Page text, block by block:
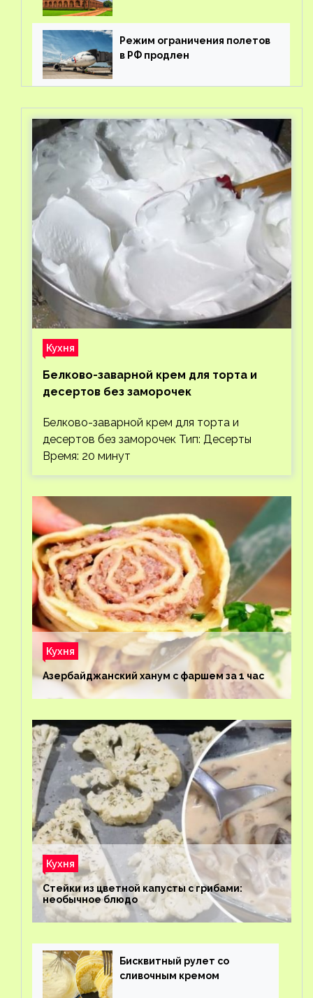
Режим ограничения полетов
в РФ продлен
Кухня
Белково-заварной крем для торта и
десертов без заморочек
Белково-заварной крем для торта и
десертов без заморочек Тип: Десерты
Время: 20 минут
Кухня
Азербайджанский ханум с фаршем за 1 час
Кухня
Стейки из цветной капусты с грибами:
необычное блюдо
Бисквитный рулет со
сливочным кремом